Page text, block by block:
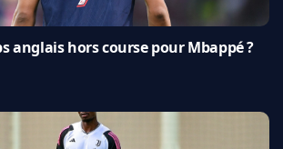
anglais hors course pour Mbappé ?